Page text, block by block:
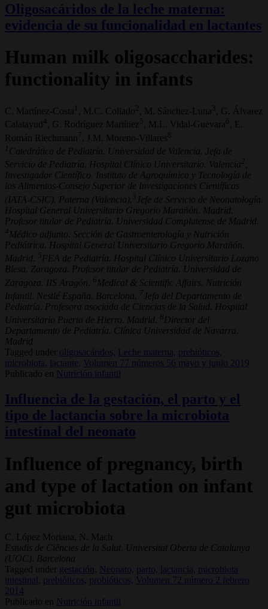
Oligosacáridos de la leche materna:
evidencia de su funcionalidad en lactantes
Human milk oligosaccharides:
functionality in infants
C. Martínez-Costa 1 , M.C. Collado , M. Sánchez-Luna 3
, G. Álvarez
Calatayud4 , G. Rodríguez Martínez5 , M.L. Vidal-Guevara6
, E.
Román Riechmann
7 , J.M. Moreno-Villares8
1 Catedrática de Pediatría. Universidad de Valencia. Jefa de
Servicio de Pediatría. Hospital Clínico Universitario. Valencia 2
Investigador Científico. Instituto de Agroquímica y Tecnología de
los Alimentos-Consejo Superior de Investigaciones Científicas
(IATA-CSIC). Paterna (Valencia). 3 Jefe de Servicio de Neonatología.
Hospital General Universitario Gregorio Marañón. Madrid.
Profesor titular de Pediatría. Universidad Complutense de Madrid.
4 Médico adjunto. Sección de Gastroenterología y Nutrición
Pediátrica. Hospital General Universitario Gregorio Marañón.
Madrid. 5 FEA de Pediatría. Hospital Clínico Universitario Lozano
Blesa. Zaragoza. Profesor titular de Pediatría. Universidad de
Zaragoza. IIS Aragón. 6 Medical & Scientific Affairs. Nutrición
Infantil. Nestlé España. Barcelona. 7 Jefa del Departamento de
Pediatría. Profesora asociada de Ciencias de la Salud. Hospital
Universitario Puerta de Hierro. Madrid.
Director del
Departamento de Pediatría. Clínica Universidad de Navarra.
Madrid
Tagged under
oligosacáridos, Leche materna, prebióticos,
microbiota,
lactante,
Volumen 77 números 56 mayo y junio 2019
Publicado en
Nutrición infantil
Influencia de la gestación, el parto y el
tipo de lactancia sobre la microbiota
intestinal del neonato
Influence of pregnancy, birth
and type of lactation on infant
gut microbiota
C. López Moriana, N. Mach
Estudis de Ciències de la Salut. Universitat Oberta de Catalunya
(UOC). Barcelona
Tagged under
gestación, Neonato, parto, lactancia,
microbiota
intestinal,
prebióticos, probióticos,
Volumen 72 número 2 febrero
2014
Publicado en
Nutrición infantil